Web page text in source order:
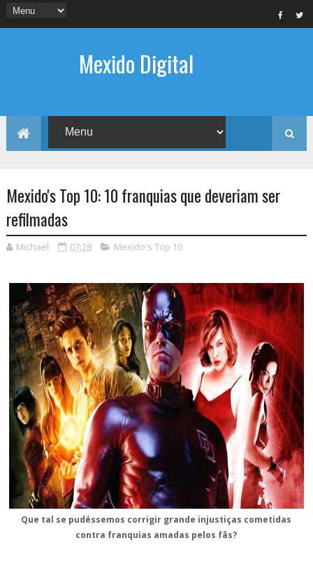
Mexido Digital
Mexido's Top 10: 10 franquias que deveriam ser
refilmadas
Michael 07:28 Mexido's Top 10
Que tal se pudéssemos corrigir grande injustiças cometidas
contra franquias amadas pelos fãs?